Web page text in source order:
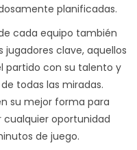
planificadas.
cada equipo también
jugadores clave, aquellos
partido con su talento y
todas las miradas.
su mejor forma para
oportunidad
de juego.